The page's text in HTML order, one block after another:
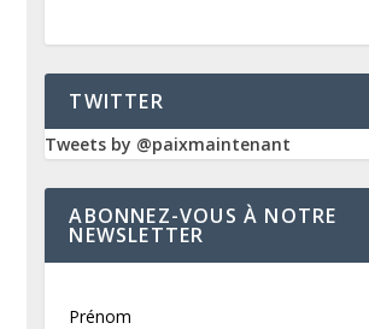
TWITTER
Tweets by @paixmaintenant
ABONNEZ-VOUS À NOTRE
NEWSLETTER
Prénom